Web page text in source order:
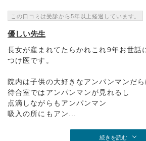
この口コミは受診から5年以上経過しています。
優しい先生
長女が産まれてたらかれこれ9年お世話
つけ医です。
院内は子供の大好きなアンパンマンだら
待合室ではアンパンマンが見れるし
点滴しながらもアンパンマン
吸入の所にもアン...
続きを読む